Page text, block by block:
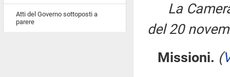
Atti del Governo sottoposti a
parere
La
del 20
Missioni. (